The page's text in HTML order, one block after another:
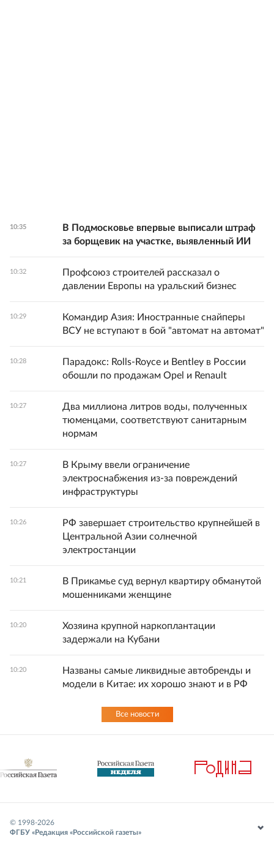
10:35
В Подмосковье впервые выписали штраф
за борщевик на участке, выявленный ИИ
10:32
Профсоюз строителей рассказал о
давлении Европы на уральский бизнес
10:29
Командир Азия: Иностранные снайперы
ВСУ не вступают в бой "автомат на автомат"
10:28
Парадокс: Rolls-Royce и Bentley в России
обошли по продажам Opel и Renault
10:27
Два миллиона литров воды, полученных
тюменцами, соответствуют санитарным
нормам
10:27
В Крыму ввели ограничение
электроснабжения из-за повреждений
инфраструктуры
10:26
РФ завершает строительство крупнейшей в
Центральной Азии солнечной
электростанции
10:21
В Прикамье суд вернул квартиру обманутой
мошенниками женщине
10:20
Хозяина крупной наркоплантации
задержали на Кубани
10:20
Названы самые ликвидные автобренды и
модели в Китае: их хорошо знают и в РФ
Все новости
© 1998-2026
ФГБУ «Редакция «Российской газеты»